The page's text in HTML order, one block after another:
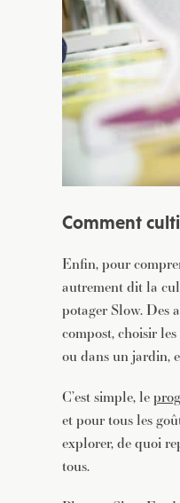
Comment
Enfin, pour
autrement dit la
potager Slow. Des
compost, choisir
ou dans un jardin,
C’est simple, le
et pour tous les
explorer, de quoi
tous.